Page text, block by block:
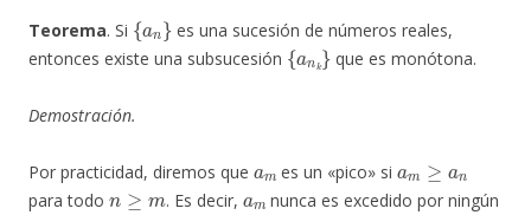
Teorema. Si
{a n}
es una sucesión de números reales,
entonces existe una subsucesión
{ank}
que es monótona.
Demostración.
Por practicidad, diremos que es un «pico» si
para todo
n≥m
. Es decir,
am
nunca es excedido por ningún